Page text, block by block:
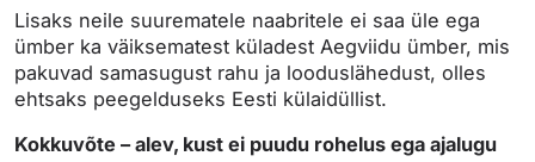
Lisaks neile suurematele naabritele ei saa üle ega
ümber ka väiksematest küladest Aegviidu ümber, mis
pakuvad samasugust rahu ja looduslähedust, olles
ehtsaks peegelduseks Eesti külaidüllist.
Kokkuvõte – alev, kust ei puudu rohelus ega ajalugu